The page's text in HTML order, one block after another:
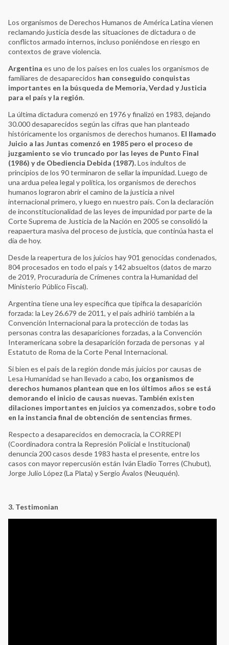
Los organismos de Derechos Humanos de América Latina vienen
reclamando justicia desde las situaciones de dictadura o de
conflictos armado internos, incluso poniéndose en riesgo en
contextos de grave violencia.
Argentina es uno de los países en los cuales los organismos de
familiares de desaparecidos han conseguido conquistas
importantes en la búsqueda de Memoria, Verdad y Justicia
para el país y la región.
La última dictadura comenzó en 1976 y finalizó en 1983, dejando
30.000 desaparecidos según las cifras que han planteado
históricamente los organismos de derechos humanos. El llamado
Juicio a las Juntas comenzó en 1985 pero el proceso de
juzgamiento se vio truncado por las leyes de Punto Final
(1986) y de Obediencia Debida (1987).Los indultos de
principios de los 90 terminaron de sellar la impunidad. Luego de
una ardua pelea legal y política, los organismos de derechos
humanos lograron abrir el camino de la justicia a nivel
internacional primero, y luego en nuestro país. Con la declaración
de inconstitucionalidad de las leyes de impunidad por parte de la
Corte Suprema de Justicia de la Nación en 2005 se consolidó la
reapaertura masiva del proceso de justicia, que continúa hasta el
día de hoy.
Desde la reapertura de los juicios hay 901 genocidas condenados,
804 procesados en todo el país y 142 absueltos (datos de marzo
de 2019, Procuraduría de Crímenes contra la Humanidad del
Ministerio Público Fiscal).
Argentina tiene una ley específica que tipifica la desaparición
forzada: la Ley 26.679 de 2011, y el país adhirió también a la
Convención Internacional para la protección de todas las
personas contra las desapariciones forzadas, a la Convención
Interamericana sobre la desaparición forzada de personas y al
Estatuto de Roma de la Corte Penal Internacional.
Si bien es el país de la región donde más juicios por causas de
Lesa Humanidad se han llevado a cabo, los organismos de
derechos humanos plantean que en los últimos años se está
demorando el inicio de causas nuevas. También existen
dilaciones importantes en juicios ya comenzados, sobre todo
en la instancia final de obtención de sentencias firmes.
Respecto a desaparecidos en democracia, la CORREPI
(Coordinadora contra la Represión Policial e Institucional)
denuncia 200 casos desde 1983 hasta el presente, entre los
casos con mayor repercusión están Iván Eladio Torres (Chubut),
Jorge Julio López (La Plata) y Sergio Ávalos (Neuquén).
3. Testimonian